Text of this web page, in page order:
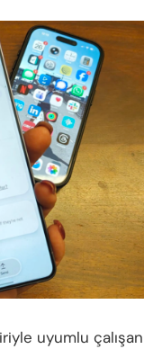
uyumlu çalışan